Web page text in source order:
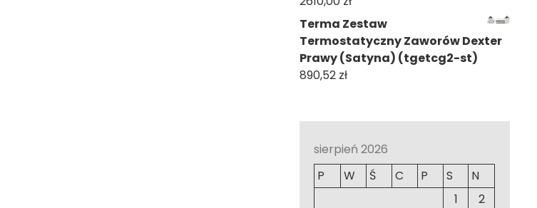
Terma Zestaw
Termostatyczny Zaworów Dexter
Prawy (Satyna) (tgetcg2-st)
890,52 zł
sierpień 2026
P
W Ś C P S
N
1
2